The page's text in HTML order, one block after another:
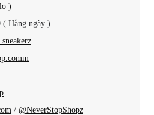
)
Hằng ngày )
/ @NeverStopShopz